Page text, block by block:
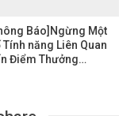
Báo]Ngừng Một
Tính năng Liên Quan
Điểm Thưởng…